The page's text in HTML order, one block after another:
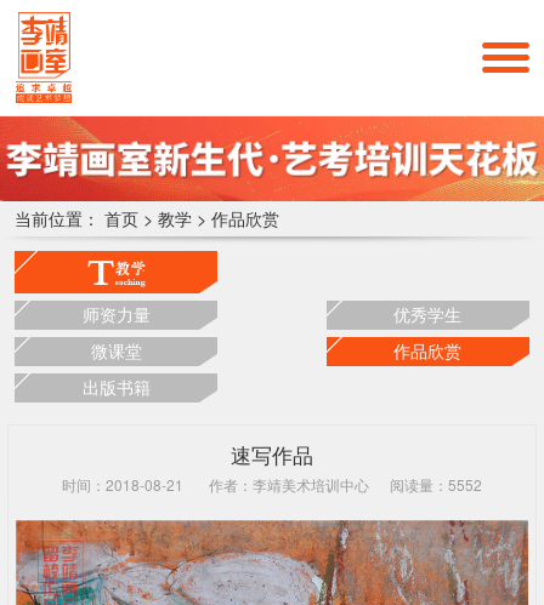
当前位置： 首页 > 教学 > 作品欣赏
师资力量
优秀学生
微课堂
作品欣赏
出版书籍
速写作品
时间：2018-08-21 作者：李靖美术培训中心 阅读量：5552